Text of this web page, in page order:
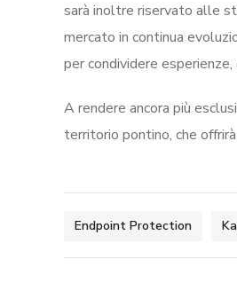
sarà inoltre riservato alle
mercato in continua
per condividere
A rendere ancora più
territorio pontino, che
Endpoint Protection